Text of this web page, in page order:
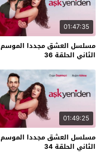
01:47:35
مسلسل العشق مجددا الموسم
الثاني الحلقة 36
01:49:25
مسلسل العشق مجددا الموسم
الثاني الحلقة 34